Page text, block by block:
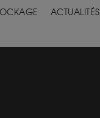
ACTUALITÉS